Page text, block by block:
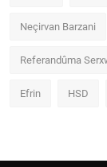
Neçirvan Barzani
Referandûma
Efrin HSD